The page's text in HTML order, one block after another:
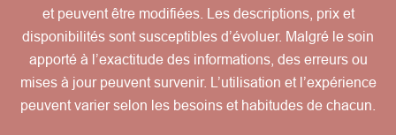
et peuvent être modifiées. Les descriptions, prix et
disponibilités sont susceptibles d’évoluer. Malgré le soin
apporté à l’exactitude des informations, des erreurs ou
mises à jour peuvent survenir. L’utilisation et l’expérience
peuvent varier selon les besoins et habitudes de chacun.